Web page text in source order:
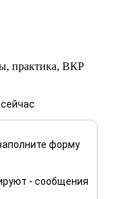
практика, ВКР
форму
- сообщения